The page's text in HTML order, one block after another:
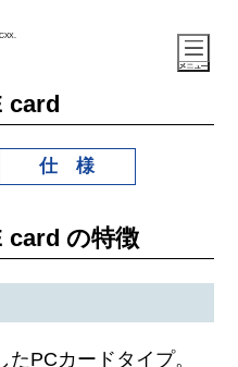
card
仕 様
card の特徴
たPCカードタイプ。